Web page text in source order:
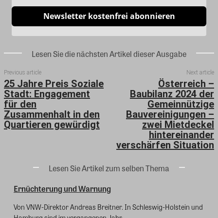
Newsletter kostenfrei abonnieren
Lesen Sie die nächsten Artikel dieser Ausgabe
Previous article
25 Jahre Preis Soziale
Stadt: Engagement
für den
Zusammenhalt in den
Quartieren gewürdigt
Next article
Österreich –
Baubilanz 2024 der
Gemeinnützige
Bauvereinigungen –
zwei Mietdeckel
hintereinander
verschärfen Situation
Lesen Sie Artikel zum selben Thema
Ernüchterung und Warnung
Von VNW-Direktor Andreas Breitner. In Schleswig-Holstein und